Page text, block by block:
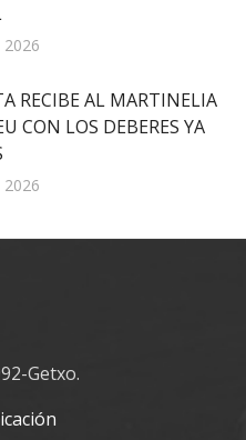
RECIBE AL MARTINELIA
CON LOS DEBERES YA
Getxo.